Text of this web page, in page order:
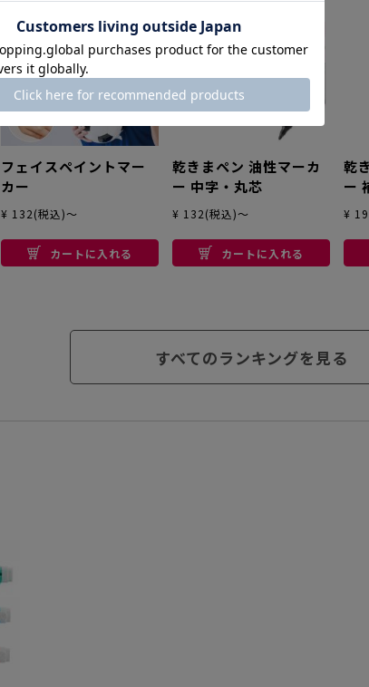
フェイスペイントマー
カー
¥ 132(税込)～
カートに入れる
乾きまペン 油性マーカ
ー 中字・丸芯
¥ 132(税込)～
カートに入れる
乾
ー
¥
すべてのランキングを見る